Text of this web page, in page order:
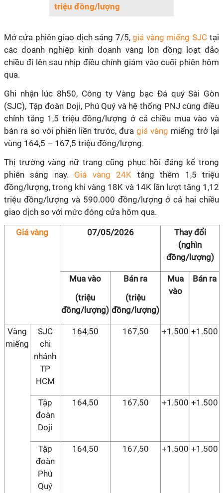
triệu đồng/lượng
Mở cửa phiên giao dịch sáng 7/5, giá vàng miếng SJC tại
các doanh nghiệp kinh doanh vàng lớn đồng loạt đảo
chiều đi lên sau nhịp điều chỉnh giảm vào cuối phiên hôm
qua.
Ghi nhận lúc 8h50, Công ty Vàng bạc Đá quý Sài Gòn
(SJC), Tập đoàn Doji, Phú Quý và hệ thống PNJ cùng điều
chỉnh tăng 1,5 triệu đồng/lượng ở cả chiều mua vào và
bán ra so với phiên liền trước, đưa giá vàng miếng trở lại
vùng 164,5 – 167,5 triệu đồng/lượng.
Thị trường vàng nữ trang cũng phục hồi đáng kể trong
phiên sáng nay. Giá vàng 24K tăng thêm 1,5 triệu
đồng/lượng, trong khi vàng 18K và 14K lần lượt tăng 1,12
triệu đồng/lượng và 590.000 đồng/lượng ở cả hai chiều
giao dịch so với mức đóng cửa hôm qua.
Giá vàng 07/05/2026
Thay đổi
(nghìn
đồng/lượng)
Mua vào
(triệu
đồng/lượng)
Bán ra
(triệu
đồng/lượng)
Mua
vào
Bán ra
Vàng
miếng
SJC
chi
nhánh
TP
HCM
164,50 167,50 +1.500 +1.500
Tập
đoàn
Doji
164,50 167,50 +1.500 +1.500
Tập
đoàn
Phú
Quý
164,50 167,50 +1.500 +1.500